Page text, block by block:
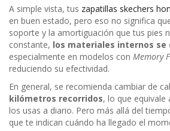
A simple vista, tus zapatillas skechers
en buen estado, pero eso no significa
soporte y la amortiguación que tus pies
constante, los materiales internos se
especialmente en modelos con Memory
reduciendo su efectividad.
En general, se recomienda cambiar de
kilómetros recorridos, lo que equivale
los usas a diario. Pero más allá del
que te indican cuándo ha llegado el